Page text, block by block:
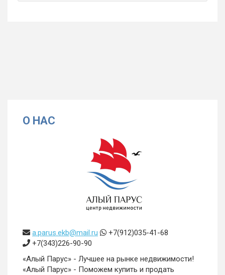
О НАС
a.parus.ekb@mail.ru
+7(912)035-41-68
+7(343)226-90-90
«Алый Парус» - Лучшее на рынке недвижимости!
«Алый Парус» - Поможем купить и продать